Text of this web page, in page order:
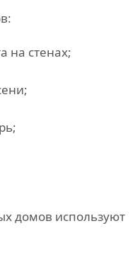
на стенах;
домов используют